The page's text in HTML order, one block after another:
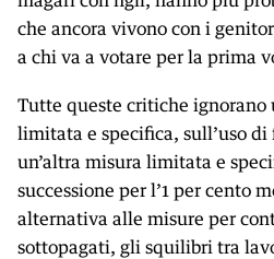
che ancora vivono con i
a chi va a votare per la prima
Tutte queste critiche ignorano
limitata e specifica, sull’uso
un’altra misura limitata e
successione per l’1 per cento
alternativa alle misure per
sottopagati, gli squilibri tra